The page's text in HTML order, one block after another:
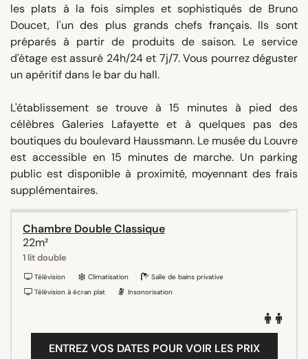
les plats à la fois simples et sophistiqués de Bruno
Doucet, l'un des plus grands chefs français. Ils sont
préparés à partir de produits de saison. Le service
d'étage est assuré 24h/24 et 7j/7. Vous pourrez déguster
un apéritif dans le bar du hall.
L'établissement se trouve à 15 minutes à pied des
célèbres Galeries Lafayette et à quelques pas des
boutiques du boulevard Haussmann. Le musée du Louvre
est accessible en 15 minutes de marche. Un parking
public est disponible à proximité, moyennant des frais
supplémentaires.
Chambre Double Classique
22m²
1 lit double
Télévision Climatisation
Salle de bains privative
Télévision à écran plat
Insonorisation
ENTREZ VOS DATES POUR VOIR LES PRIX